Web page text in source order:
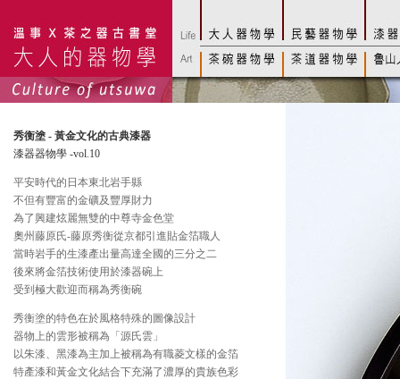
秀衡塗 - 黃金文化的古典漆器
漆器器物學 -vol.10
平安時代的日本東北岩手縣
不但有豐富的金礦及豐厚財力
為了興建炫麗無雙的中尊寺金色堂
奧州藤原氏-藤原秀衡從京都引進貼金箔職人
當時岩手的生漆產出量高達全國的三分之二
後來將金箔技術使用於漆器碗上
受到極大歡迎而稱為秀衡碗
秀衡塗的特色在於風格特殊的圖像設計
器物上的雲形被稱為「源氏雲」
以朱漆、黑漆為主加上被稱為有職菱文樣的金箔
特產漆和黃金文化結合下充滿了濃厚的貴族色彩